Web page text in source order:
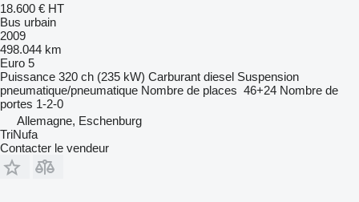
18.600 € HT
Bus urbain
2009
498.044 km
Euro 5
Puissance 320 ch (235 kW) Carburant diesel Suspension
pneumatique/pneumatique Nombre de places 46+24 Nombre de
portes 1-2-0
Allemagne, Eschenburg
TriNufa
Contacter le vendeur